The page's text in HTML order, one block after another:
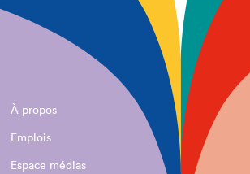
À propos
Emplois
Espace médias